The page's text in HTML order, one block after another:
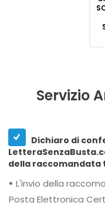
Servizio
Dichiaro di
LetteraSenzaBusta.com per anticipare
della raccomandata
• L'invio della
Posta Elettronica